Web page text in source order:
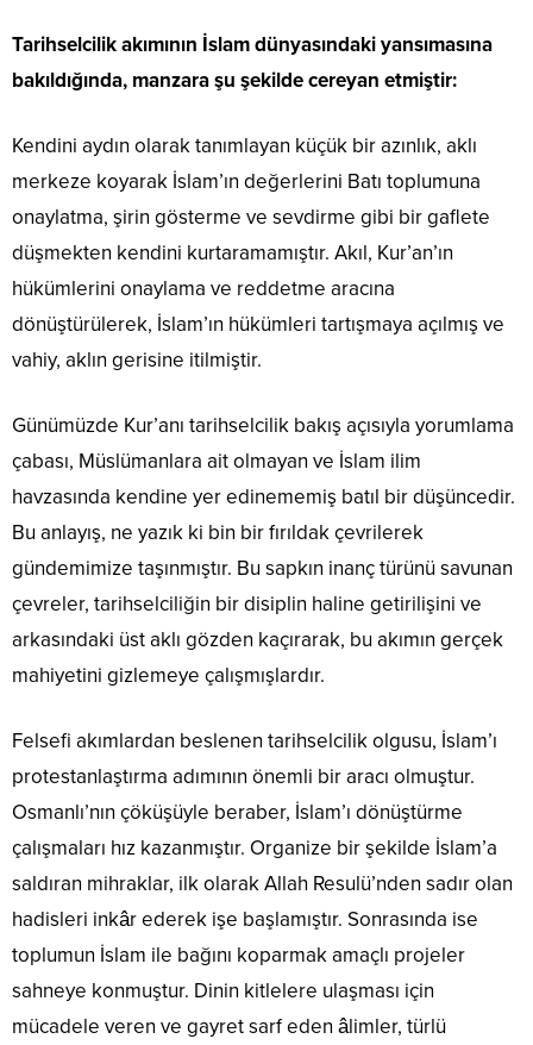
Tarihselcilik akımının İslam dünyasındaki yansımasına
bakıldığında, manzara şu şekilde cereyan etmiştir:
Kendini aydın olarak tanımlayan küçük bir azınlık, aklı
merkeze koyarak İslam’ın değerlerini Batı toplumuna
onaylatma, şirin gösterme ve sevdirme gibi bir gaflete
düşmekten kendini kurtaramamıştır. Akıl, Kur’an’ın
hükümlerini onaylama ve reddetme aracına
dönüştürülerek, İslam’ın hükümleri tartışmaya açılmış ve
vahiy, aklın gerisine itilmiştir.
Günümüzde Kur’anı tarihselcilik bakış açısıyla yorumlama
çabası, Müslümanlara ait olmayan ve İslam ilim
havzasında kendine yer edinememiş batıl bir düşüncedir.
Bu anlayış, ne yazık ki bin bir fırıldak çevrilerek
gündemimize taşınmıştır. Bu sapkın inanç türünü savunan
çevreler, tarihselciliğin bir disiplin haline getirilişini ve
arkasındaki üst aklı gözden kaçırarak, bu akımın gerçek
mahiyetini gizlemeye çalışmışlardır.
Felsefi akımlardan beslenen tarihselcilik olgusu, İslam’ı
protestanlaştırma adımının önemli bir aracı olmuştur.
Osmanlı’nın çöküşüyle beraber, İslam’ı dönüştürme
çalışmaları hız kazanmıştır. Organize bir şekilde İslam’a
saldıran mihraklar, ilk olarak Allah Resulü’nden sadır olan
hadisleri inkâr ederek işe başlamıştır. Sonrasında ise
toplumun İslam ile bağını koparmak amaçlı projeler
sahneye konmuştur. Dinin kitlelere ulaşması için
mücadele veren ve gayret sarf eden âlimler, türlü